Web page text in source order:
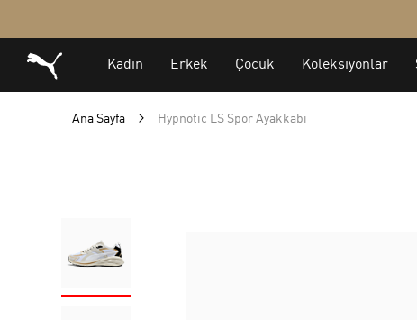
Ana Sayfa Hypnotic LS Spor Ayakkabı